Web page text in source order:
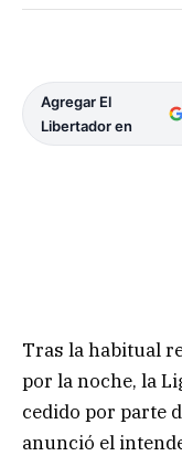
Agregar El
Libertador en
Tras la habitual
por la noche, la
cedido por parte
anunció el